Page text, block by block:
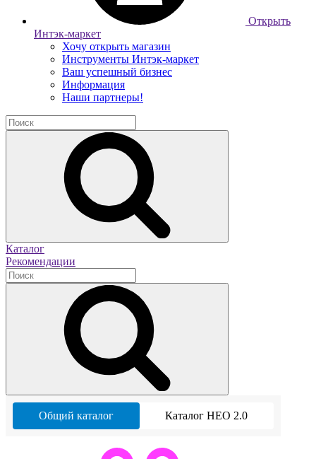
Открыть
Интэк-маркет
Хочу открыть магазин
Инструменты Интэк-маркет
Ваш успешный бизнес
Информация
Наши партнеры!
Каталог
Рекомендации
Общий каталог Каталог НЕО 2.0